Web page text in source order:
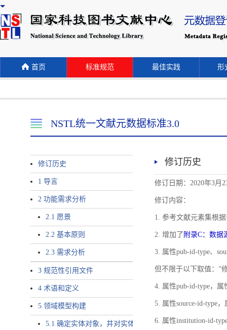
首页 标准规范 最佳实践 形
NSTL统一文献元数据标准3.0
修订历史
1 导言
2 功能需求分析
2.1 愿景
2.2 基本原则
2.3 需求分析
3 规范性引用文件
4 术语和定义
5 领域模型构建
5.1 确定实体对象，并对实体对象命名
修订历史
修订日期：2020年3月
修订内容：
1. 参考文献元素集根
2. 增加了 附录C：数据
3. 属性pub-id-type、
但不限于以下取值：”
4. 属性pub-id-type，属
5. 属性source-id-type
6. 属性institution-id-